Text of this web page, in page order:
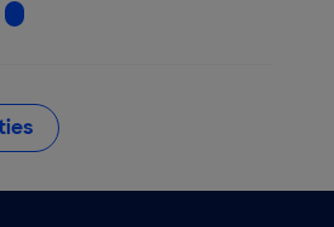
Bekijk informatie voor Opvallende